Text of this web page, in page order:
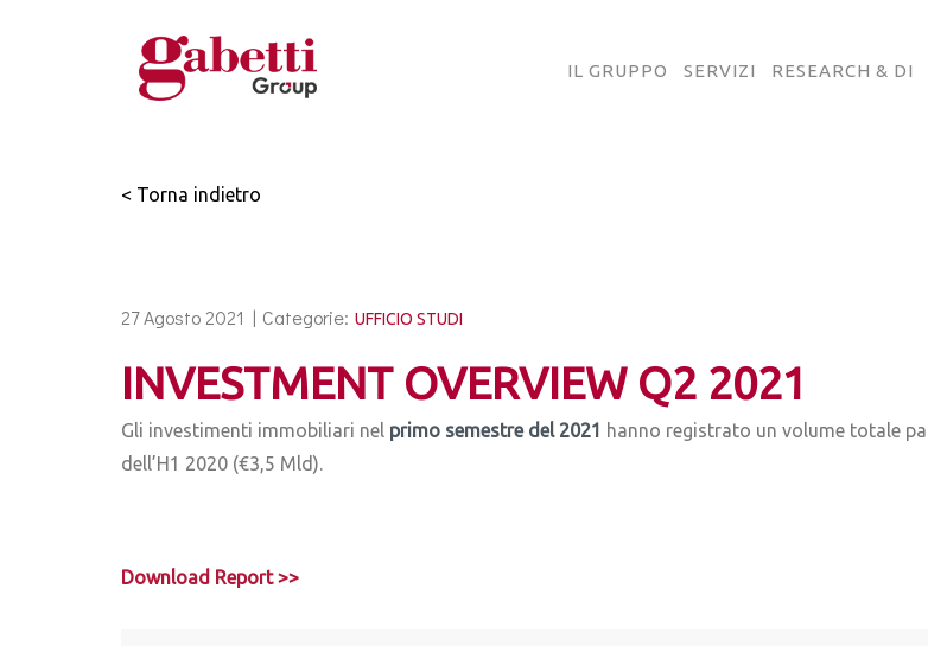
IL GRUPPO SERVIZI RESEARCH & DI
< Torna indietro
27 Agosto 2021 | Categorie: UFFICIO STUDI
INVESTMENT OVERVIEW Q2 2021
Gli investimenti immobiliari nel primo semestre del 2021 hanno registrato un volume totale
dell’H1 2020 (€3,5 Mld).
Download Report >>